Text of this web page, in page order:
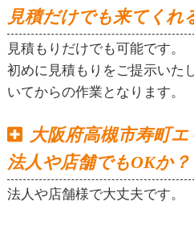
見積だけでも来てくれ
見積もりだけでも可能です。
初めに見積もりをご提示いた
いてからの作業となります。
大阪府高槻市寿町エ
法人や店舗でもOKか？
法人や店舗様で大丈夫です。